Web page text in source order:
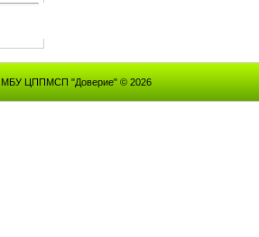
МБУ ЦППМСП "Доверие" © 2026